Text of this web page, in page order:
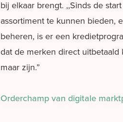
bij elkaar brengt. ,,Sinds de
assortiment te kunnen bieden,
beheren, is er een
dat de merken direct
maar zijn.”
Orderchamp van digitale